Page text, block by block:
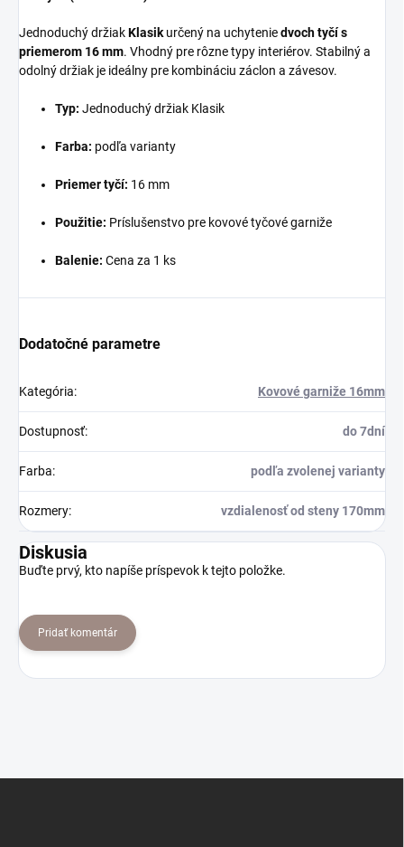
Jednoduchý držiakKlasik určený na uchyteniedvoch tyčí s
priemerom 16 mm. Vhodný pre rôzne typy interiérov. Stabilný a
odolný držiak je ideálny pre kombináciu záclon a závesov.
Typ: Jednoduchý držiak Klasik
Farba: podľa varianty
Priemer tyčí: 16 mm
Použitie: Príslušenstvo pre kovové tyčové garniže
Balenie: Cena za 1 ks
Dodatočné parametre
Kategória: Kovové garniže 16mm
Dostupnosť: do 7dní
Farba: podľa zvolenej varianty
Rozmery: vzdialenosť od steny 170mm
Diskusia
Buďte prvý, kto napíše príspevok k tejto položke.
Pridať komentár